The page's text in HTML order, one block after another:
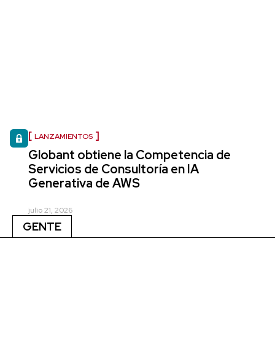
LANZAMIENTOS
Globant obtiene la Competencia de
Servicios de Consultoría en IA
Generativa de AWS
julio 21, 2026
GENTE